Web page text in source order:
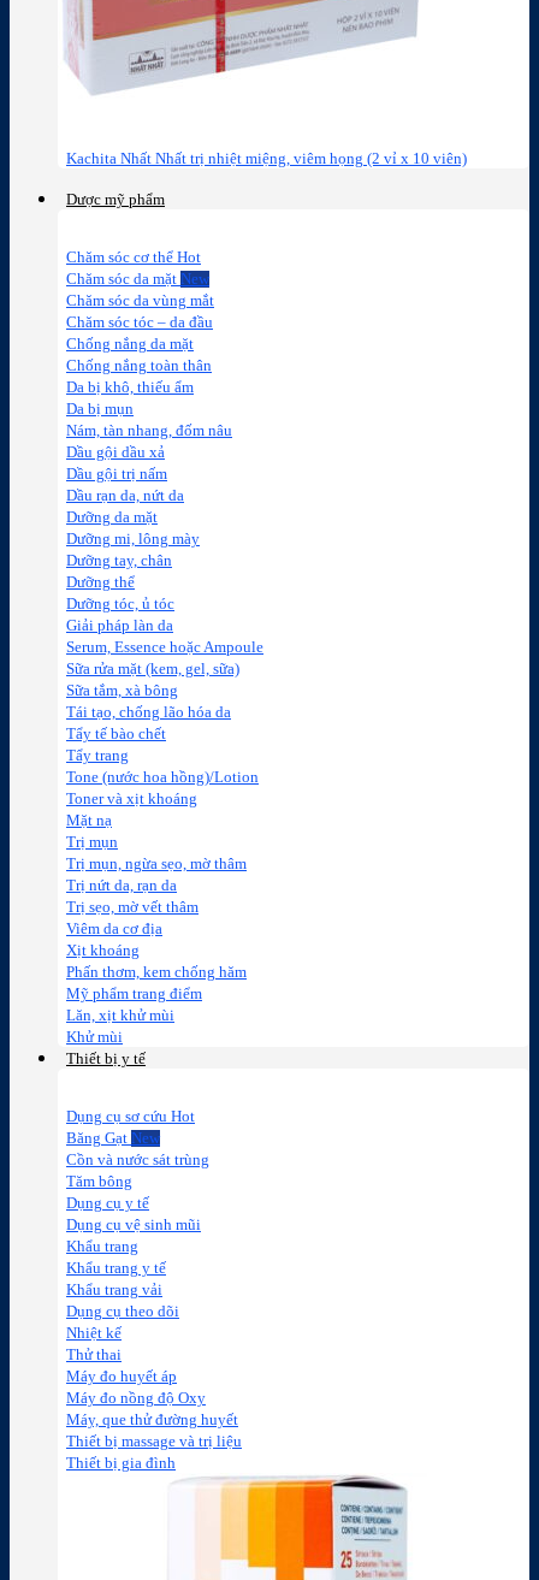
Kachita Nhất Nhất trị nhiệt miệng, viêm họng (2 vỉ x 10 viên)
Dược mỹ phẩm
Chăm sóc cơ thể
Chăm sóc da mặt
Chăm sóc da vùng mắt
Chăm sóc tóc – da đầu
Chống nắng da mặt
Chống nắng toàn thân
Da bị khô, thiếu ẩm
Da bị mụn
Nám, tàn nhang, đốm nâu
Dầu gội dầu xả
Dầu gội trị nấm
Dầu rạn da, nứt da
Dưỡng da mặt
Dưỡng mi, lông mày
Dưỡng tay, chân
Dưỡng thể
Dưỡng tóc, ủ tóc
Giải pháp làn da
Serum, Essence hoặc Ampoule
Sữa rửa mặt (kem, gel, sữa)
Sữa tắm, xà bông
Tái tạo, chống lão hóa da
Tẩy tế bào chết
Tẩy trang
Tone (nước hoa hồng)/Lotion
Toner và xịt khoáng
Mặt nạ
Trị mụn
Trị mụn, ngừa sẹo, mờ thâm
Trị nứt da, rạn da
Trị sẹo, mờ vết thâm
Viêm da cơ địa
Xịt khoáng
Phấn thơm, kem chống hăm
Mỹ phẩm trang điểm
Lăn, xịt khử mùi
Khử mùi
Thiết bị y tế
Dụng cụ sơ cứu
Băng Gạt
Cồn và nước sát trùng
Tăm bông
Dụng cụ y tế
Dụng cụ vệ sinh mũi
Khẩu trang
Khẩu trang y tế
Khẩu trang vải
Dụng cụ theo dõi
Nhiệt kế
Thử thai
Máy đo huyết áp
Máy đo nồng độ Oxy
Máy, que thử đường huyết
Thiết bị massage và trị liệu
Thiết bị gia đình